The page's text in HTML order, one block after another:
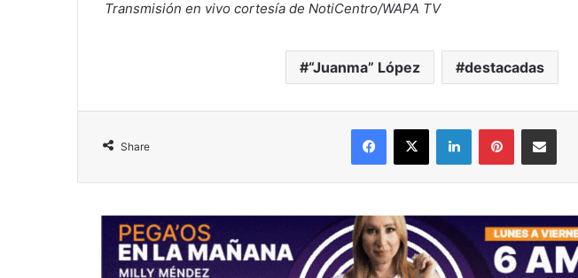
Transmisión en vivo cortesía de NotiCentro/WAPA TV
“Juanma” López destacadas
Share
Facebook
X LinkedInPinterestShare via Email